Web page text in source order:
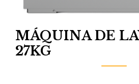
MÁQUINA DE
27KG